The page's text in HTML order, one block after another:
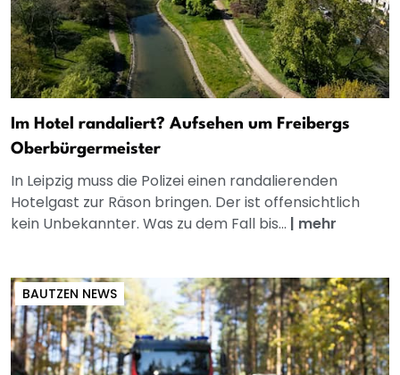
Im Hotel randaliert? Aufsehen um Freibergs
Oberbürgermeister
In Leipzig muss die Polizei einen randalierenden
Hotelgast zur Räson bringen. Der ist offensichtlich
kein Unbekannter. Was zu dem Fall bis... | mehr
BAUTZEN NEWS